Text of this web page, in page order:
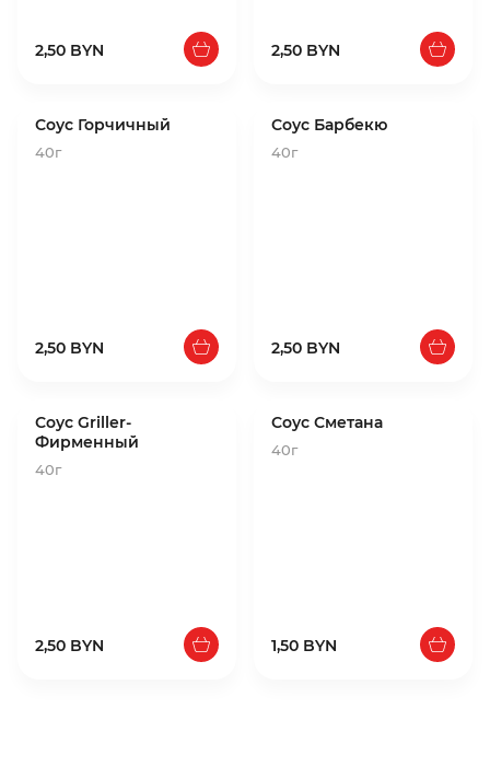
2,50 BYN 2,50 BYN
Соус Горчичный
40г
2,50 BYN
Соус Барбекю
40г
2,50 BYN
Соус Griller-
Фирменный
40г
2,50 BYN
Соус Сметана
40г
1,50 BYN